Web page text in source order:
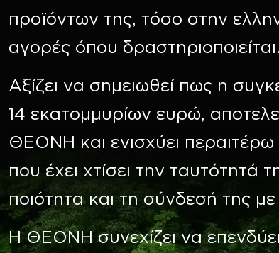
προϊόντων της, τόσο στην
αγορές όπου δραστηριοποιείται.
Αξίζει να σημειωθεί πως η
14 εκατομμυρίων ευρώ,
ΘΕΟΝΗ και ενισχύει περαιτέρω
που έχει χτίσει την ταυτότητά
ποιότητα και τη σύνδεσή της
Η ΘΕΟΝΗ συνεχίζει να